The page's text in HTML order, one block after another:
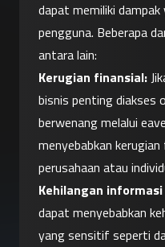
dapat memiliki
pengguna. Beberapa
antara lain:
Kerugian finansial:
bisnis penting diakses
berwenang melalui
menyebabkan
perusahaan atau
Kehilangan
dapat menyebabkan
yang sensitif seperti